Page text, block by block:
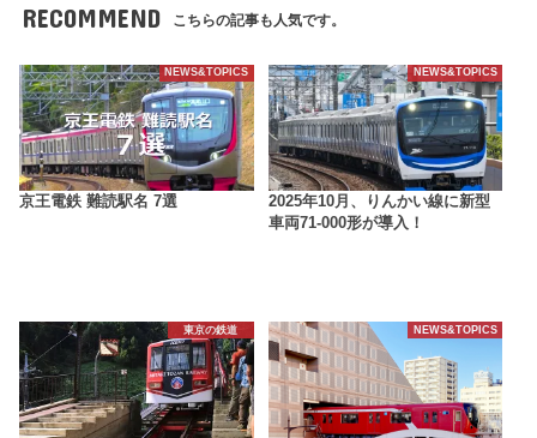
RECOMMEND こちらの記事も人気です。
NEWS&TOPICS
京王電鉄 難読駅名 7選
NEWS&TOPICS
2025年10月、りんかい線に新型
車両71-000形が導入！
東京の鉄道 NEWS&TOPICS